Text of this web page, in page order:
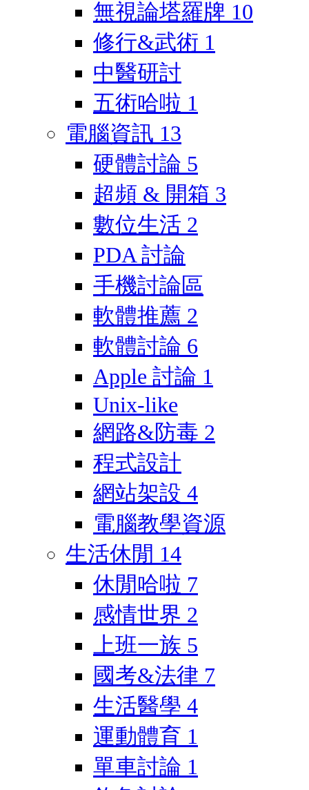
無視論塔羅牌 10
修行&武術 1
中醫研討
五術哈啦 1
電腦資訊 13
硬體討論 5
超頻 & 開箱 3
數位生活 2
PDA 討論
手機討論區
軟體推薦 2
軟體討論 6
Apple 討論 1
Unix-like
網路&防毒 2
程式設計
網站架設 4
電腦教學資源
生活休閒 14
休閒哈啦 7
感情世界 2
上班一族 5
國考&法律 7
生活醫學 4
運動體育 1
單車討論 1